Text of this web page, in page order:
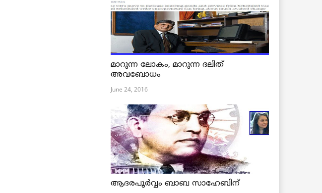
മാറുന്ന ലോകം, മാറുന്ന ദലിത്
അവബോധം
June 24, 2016
ആദരപൂര്‍വ്വം ബാബ സാഹേബിന്